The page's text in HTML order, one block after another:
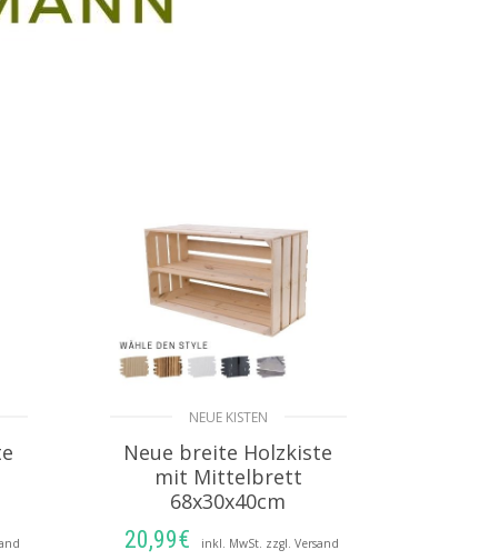
NEUE KISTEN
Neue breite Holzkiste
mit Mittelbrett
68x30x40cm
20,99€ inkl. MwSt. zzgl. Versand